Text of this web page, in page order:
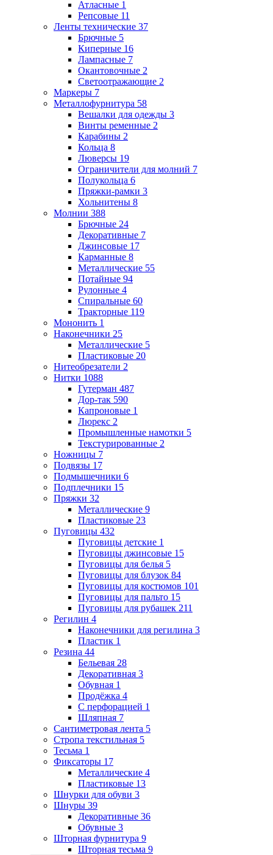
Атласные 1
Репсовые 11
Ленты технические 37
Брючные 5
Киперные 16
Лампасные 7
Окантовочные 2
Светоотражающие 2
Маркеры 7
Металлофурнитура 58
Вешалки для одежды 3
Винты ременные 2
Карабины 2
Кольца 8
Люверсы 19
Ограничители для молний 7
Полукольца 6
Пряжки-рамки 3
Хольнитены 8
Молнии 388
Брючные 24
Декоративные 7
Джинсовые 17
Карманные 8
Металлические 55
Потайные 94
Рулонные 4
Спиральные 60
Тракторные 119
Мононить 1
Наконечники 25
Металлические 5
Пластиковые 20
Нитеобрезатели 2
Нитки 1088
Гутерман 487
Дор-так 590
Капроновые 1
Люрекс 2
Промышленные намотки 5
Текстурированные 2
Ножницы 7
Подвязы 17
Подмышечники 6
Подплечники 15
Пряжки 32
Металлические 9
Пластиковые 23
Пуговицы 432
Пуговицы детские 1
Пуговицы джинсовые 15
Пуговицы для белья 5
Пуговицы для блузок 84
Пуговицы для костюмов 101
Пуговицы для пальто 15
Пуговицы для рубашек 211
Регилин 4
Наконечники для регилина 3
Пластик 1
Резина 44
Бельевая 28
Декоративная 3
Обувная 1
Продёжка 4
С перфорацией 1
Шляпная 7
Сантиметровая лента 5
Стропа текстильная 5
Тесьма 1
Фиксаторы 17
Металлические 4
Пластиковые 13
Шнурки для обуви 3
Шнуры 39
Декоративные 36
Обувные 3
Шторная фурнитура 9
Шторная тесьма 9